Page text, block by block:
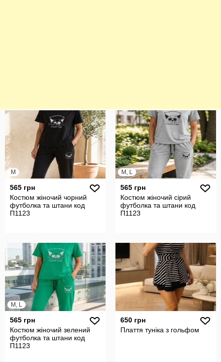
M
565 грн
Костюм жіночий чорний
футболка та штани код
П1123
M, L
565 грн
Костюм жіночий сірий
футболка та штани код
П1123
M, L
565 грн
Костюм жіночий зелений
футболка та штани код
П1123
650 грн
Плаття туніка з гольфом